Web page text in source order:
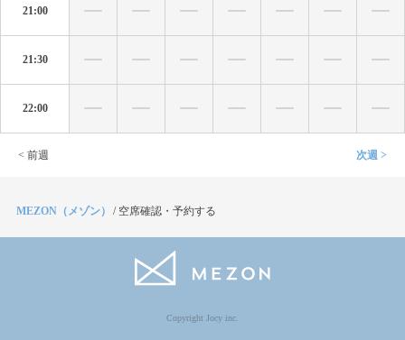
21:00
21:30
22:00
< 前週 次週 >
MEZON（メゾン） / 空席確認・予約する
Copyright Jocy inc.